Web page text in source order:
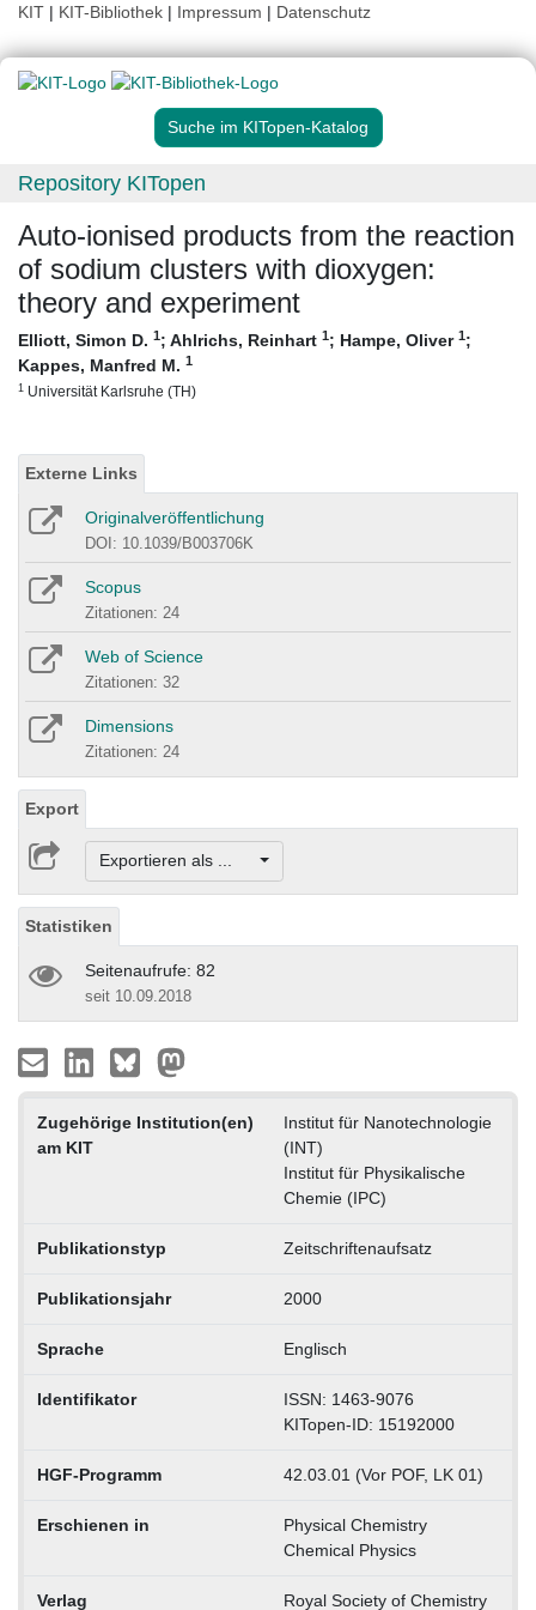
KIT | KIT-Bibliothek | Impressum | Datenschutz
Suche im KITopen-Katalog
Repository KITopen
Auto-ionised products from the reaction
of sodium clusters with dioxygen:
theory and experiment
Elliott, Simon D. 1; Ahlrichs, Reinhart 1; Hampe, Oliver 1;
Kappes, Manfred M. 1
1 Universität Karlsruhe (TH)
Externe Links
Originalveröffentlichung
DOI: 10.1039/B003706K
Scopus
Zitationen: 24
Web of Science
Zitationen: 32
Dimensions
Zitationen: 24
Export
Exportieren als ...
Statistiken
Seitenaufrufe: 82
seit 10.09.2018
Zugehörige Institution(en)
am KIT
Institut für Nanotechnologie
(INT)
Institut für Physikalische
Chemie (IPC)
Publikationstyp Zeitschriftenaufsatz
Publikationsjahr 2000
Sprache Englisch
Identifikator
ISSN: 1463-9076
KITopen-ID: 15192000
HGF-Programm 42.03.01 (Vor POF, LK 01)
Erschienen in
Physical Chemistry
Chemical Physics
Verlag Royal Society of Chemistry